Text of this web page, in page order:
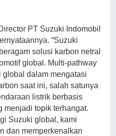
PT Suzuki Indomobil
“Suzuki
solusi karbon netral
global. Multi-pathway
global dalam mengatasi
saat ini, salah satunya
listrik berbasis
menjadi topik terhangat.
Suzuki global, kami
dan memperkenalkan